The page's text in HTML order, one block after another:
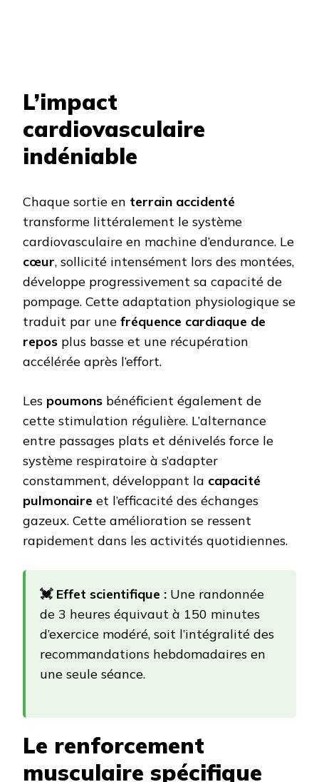
L’impact
cardiovasculaire
indéniable
Chaque sortie en terrain accidenté
transforme littéralement le système
cardiovasculaire en machine d’endurance. Le
cœur, sollicité intensément lors des montées,
développe progressivement sa capacité de
pompage. Cette adaptation physiologique se
traduit par une fréquence cardiaque de
repos plus basse et une récupération
accélérée après l’effort.
Les poumons bénéficient également de
cette stimulation régulière. L’alternance
entre passages plats et dénivelés force le
système respiratoire à s’adapter
constamment, développant la capacité
pulmonaire et l’efficacité des échanges
gazeux. Cette amélioration se ressent
rapidement dans les activités quotidiennes.
💓 Effet scientifique : Une randonnée
de 3 heures équivaut à 150 minutes
d’exercice modéré, soit l’intégralité des
recommandations hebdomadaires en
une seule séance.
Le renforcement
musculaire spécifique